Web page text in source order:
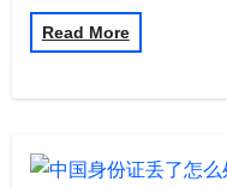
Read More